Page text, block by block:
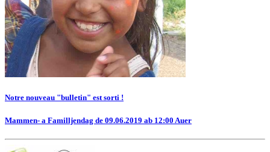
Notre nouveau "bulletin" est sorti !
Mammen- a Familljendag de 09.06.2019 ab 12:00 Auer